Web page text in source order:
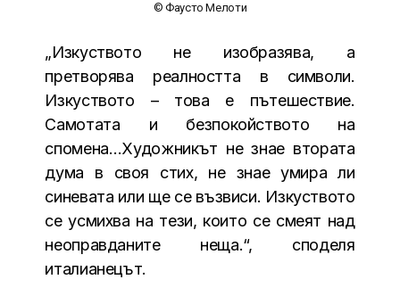
© Фаусто Мелоти
„Изкуството не изобразява, а
претворява реалността в символи.
Изкуството – това е пътешествие.
Самотата и безпокойството на
спомена…Художникът не знае втората
дума в своя стих, не знае умира ли
синевата или ще се възвиси. Изкуството
се усмихва на тези, които се смеят над
неоправданите неща.“, споделя
италианецът.